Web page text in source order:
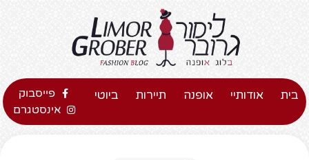
בית אודותיי אופנה תיירות ביוטי
פייסבוק
אינסטגרם